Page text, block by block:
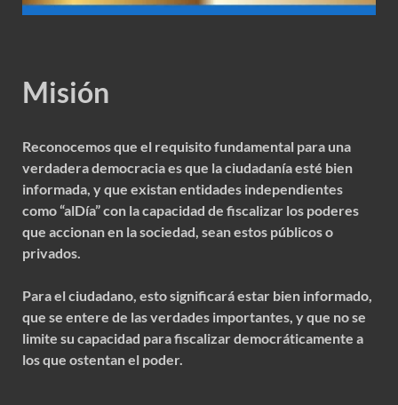
Misión
Reconocemos que el requisito fundamental para una
verdadera democracia es que la ciudadanía esté bien
informada, y que existan entidades independientes
como “alDía” con la capacidad de fiscalizar los poderes
que accionan en la sociedad, sean estos públicos o
privados.
Para el ciudadano, esto significará estar bien informado,
que se entere de las verdades importantes, y que no se
limite su capacidad para fiscalizar democráticamente a
los que ostentan el poder.